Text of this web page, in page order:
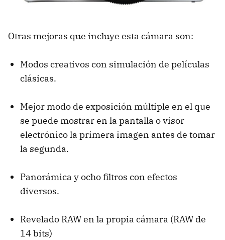
Otras mejoras que incluye esta cámara son:
Modos creativos con simulación de películas
clásicas.
Mejor modo de exposición múltiple en el que
se puede mostrar en la pantalla o visor
electrónico la primera imagen antes de tomar
la segunda.
Panorámica y ocho filtros con efectos
diversos.
Revelado RAW en la propia cámara (RAW de
14 bits)